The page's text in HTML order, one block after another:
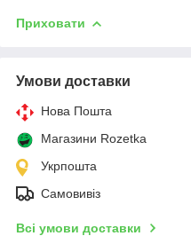
Приховати
Умови доставки
Нова Пошта
Магазини Rozetka
Укрпошта
Самовивіз
Всі умови доставки